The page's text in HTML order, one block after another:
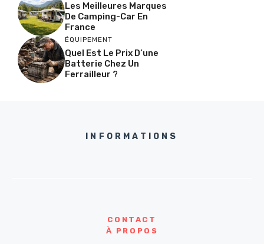
Les Meilleures Marques
De Camping-Car En
France
ÉQUIPEMENT
Quel Est Le Prix D’une
Batterie Chez Un
Ferrailleur ?
INFORMATIONS
CONTACT
À PROPOS